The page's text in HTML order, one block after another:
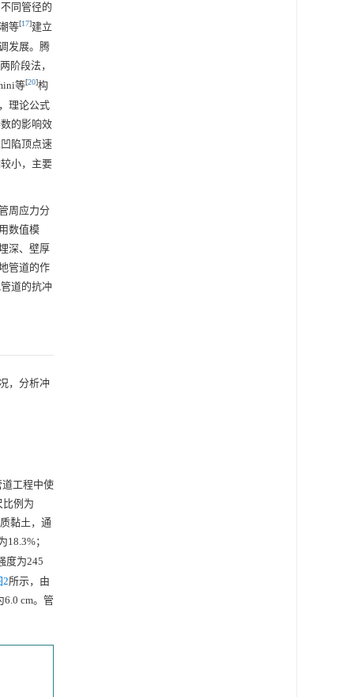
同管径的
等[17]建立
发展。腾
阶段法，
等[20]构
理论公式
的影响效
陷顶点速
小，主要
周应力分
数值模
深、壁厚
管道的作
道的抗冲
，分析冲
工程中使
例为
黏土，通
；
度为245
2所示，由
cm。管